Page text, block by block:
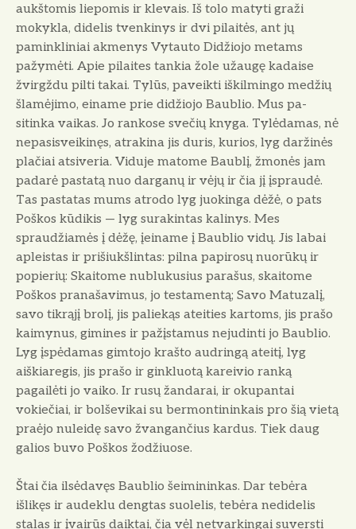
aukštomis liepomis ir klevais. Iš tolo matyti gra­ži
mokykla, didelis tvenkinys ir dvi pilaitės, ant jų
paminkliniai akmenys Vytauto Didžiojo metams
pažymėti. Apie pilaites tankia žole užaugę kadaise
žvirgždu pilti takai. Tylūs, pa­veikti iškilmingo medžių
šlamėjimo, einame prie didžiojo Baublio. Mus pa­
sitinka vaikas. Jo rankose svečių knyga. Tylėdamas, nė
nepasisveikinęs, at­rakina jis duris, kurios, lyg daržinės
plačiai atsiveria. Viduje matome Baublį, žmonės jam
padarė pastatą nuo darganų ir vėjų ir čia jį įspraudė.
Tas pastatas mums atrodo lyg juokin­ga dėžė, o pats
Poškos kūdikis — lyg surakintas kalinys. Mes
spraudžiamės į dėžę, įeiname į Baublio vidų. Jis la­bai
apleistas ir prišiukšlintas: pilna papirosų nuorūkų ir
popierių: Skai­tome nublukusius parašus, skaitome
Poškos pranašavimus, jo testamentą; Savo Matuzalį,
savo tikrąjį brolį, jis paliekąs ateities kartoms, jis prašo
kaimynus, gimines ir pažįstamus ne­judinti jo Baublio.
Lyg įspėdamas gimtojo krašto audringą ateitį, lyg
aiškiaregis, jis prašo ir ginkluotą ka­reivio ranką
pagailėti jo vaiko. Ir ru­sų žandarai, ir okupantai
vokiečiai, ir bolševikai su bermontininkais pro šią vietą
praėjo nuleidę savo žvangan­čius kardus. Tiek daug
galios buvo Poškos žodžiuose.
Štai čia ilsėdavęs Baublio šeimi­ninkas. Dar tebėra
išlikęs ir audeklu dengtas suolelis, tebėra nedidelis
sta­las ir įvairūs daiktai, čia vėl netvar­kingai suversti